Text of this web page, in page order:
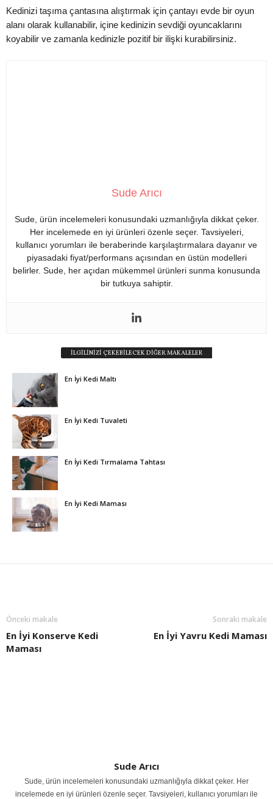
Kedinizi taşıma çantasına alıştırmak için çantayı evde bir oyun
alanı olarak kullanabilir, içine kedinizin sevdiği oyuncaklarını
koyabilir ve zamanla kedinizle pozitif bir ilişki kurabilirsiniz.
Sude Arıcı
Sude, ürün incelemeleri konusundaki uzmanlığıyla dikkat çeker.
Her incelemede en iyi ürünleri özenle seçer. Tavsiyeleri,
kullanıcı yorumları ile beraberinde karşılaştırmalara dayanır ve
piyasadaki fiyat/performans açısından en üstün modelleri
belirler. Sude, her açıdan mükemmel ürünleri sunma konusunda
bir tutkuya sahiptir.
İLGİLİNİZİ ÇEKEBİLECEK DİĞER MAKALELER
En İyi Kedi Maltı
En İyi Kedi Tuvaleti
En İyi Kedi Tırmalama Tahtası
En İyi Kedi Maması
Önceki makale
En İyi Konserve Kedi
Maması
Sonraki makale
En İyi Yavru Kedi Maması
Sude Arıcı
Sude, ürün incelemeleri konusundaki uzmanlığıyla dikkat çeker. Her
incelemede en iyi ürünleri özenle seçer. Tavsiyeleri, kullanıcı yorumları ile